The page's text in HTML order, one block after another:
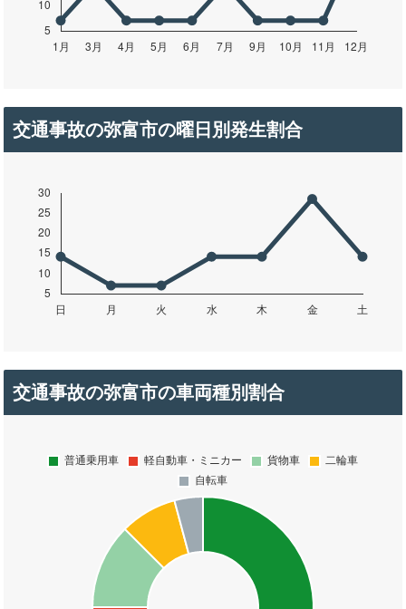
交通事故の弥富市の曜日別発生割合
交通事故の弥富市の車両種別割合